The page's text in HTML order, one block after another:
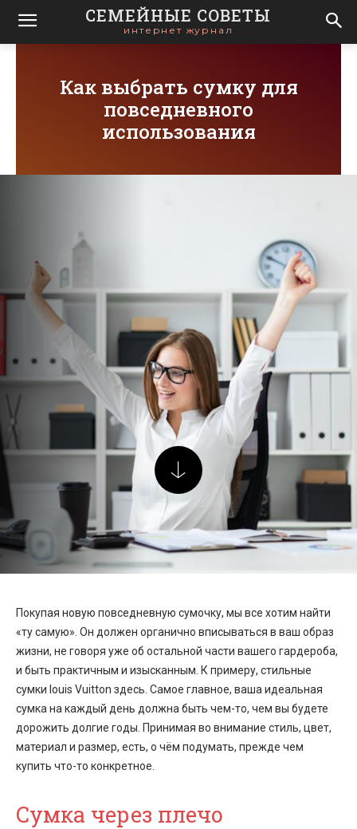
СЕМЕЙНЫЕ СОВЕТЫ
интернет журнал
Как выбрать сумку для
повседневного
использования
Покупая новую повседневную сумочку, мы все хотим найти
«ту самую». Он должен органично вписываться в ваш образ
жизни, не говоря уже об остальной части вашего гардероба,
и быть практичным и изысканным. К примеру, стильные
сумки louis Vuitton здесь. Самое главное, ваша идеальная
сумка на каждый день должна быть чем-то, чем вы будете
дорожить долгие годы. Принимая во внимание стиль, цвет,
материал и размер, есть, о чём подумать, прежде чем
купить что-то конкретное.
Сумка через плечо